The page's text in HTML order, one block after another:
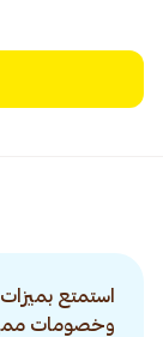
استمتع
وخصومات